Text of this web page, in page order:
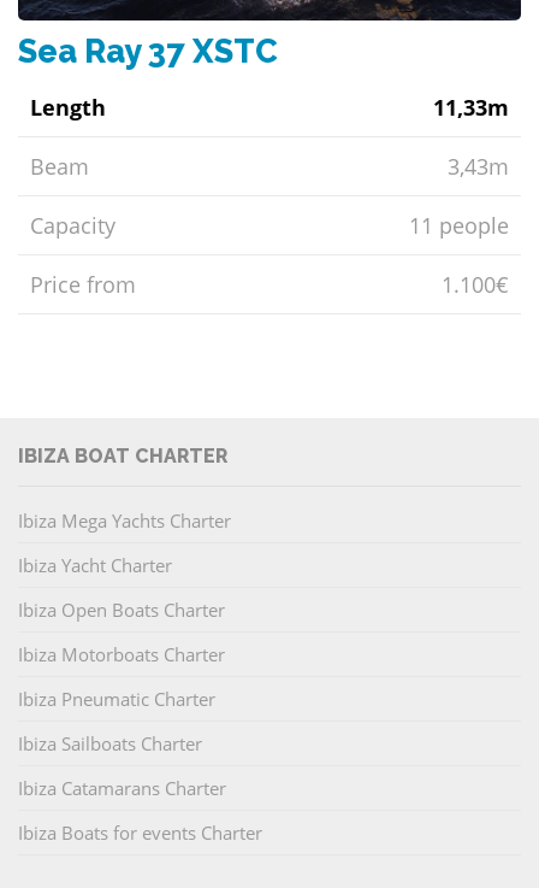
Sea Ray 37 XSTC
Length 11,33m
Beam 3,43m
Capacity 11 people
Price from 1.100€
IBIZA BOAT CHARTER
Ibiza Mega Yachts Charter
Ibiza Yacht Charter
Ibiza Open Boats Charter
Ibiza Motorboats Charter
Ibiza Pneumatic Charter
Ibiza Sailboats Charter
Ibiza Catamarans Charter
Ibiza Boats for events Charter